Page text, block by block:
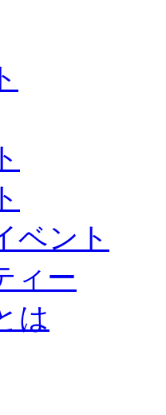
ベント
ィー
は